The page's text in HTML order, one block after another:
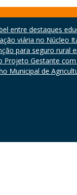
entre destaques
viária no Núcleo
para seguro rural
Projeto Gestante
Municipal de